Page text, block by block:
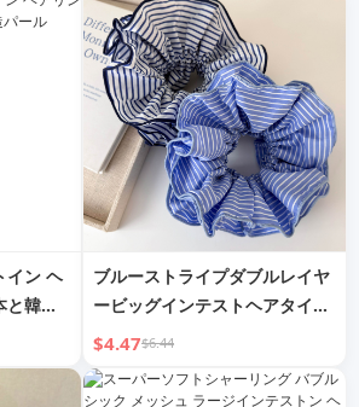
アロープ クラッシー ヘッドド
レス
イン ヘ
と韓国
ブルーストライプダブルレイヤ
ービッグインテストヘアタイヘ
ッドウェア汎用ヘアアクセサリ
ー
$4.47$6.44